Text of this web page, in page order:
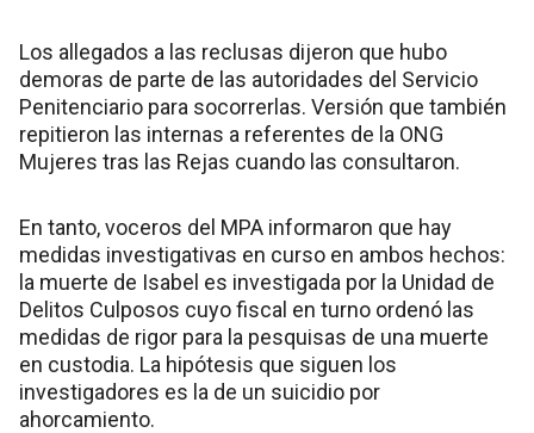
Los allegados a las reclusas dijeron que hubo
demoras de parte de las autoridades del Servicio
Penitenciario para socorrerlas. Versión que también
repitieron las internas a referentes de la ONG
Mujeres tras las Rejas cuando las consultaron.
En tanto, voceros del MPA informaron que hay
medidas investigativas en curso en ambos hechos:
la muerte de Isabel es investigada por la Unidad de
Delitos Culposos cuyo fiscal en turno ordenó las
medidas de rigor para la pesquisas de una muerte
en custodia. La hipótesis que siguen los
investigadores es la de un suicidio por
ahorcamiento.